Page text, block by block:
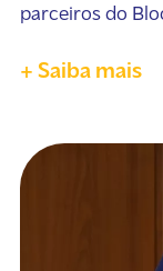
parceiros do
+ Saiba mais